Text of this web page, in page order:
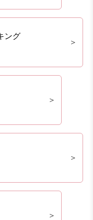
ング